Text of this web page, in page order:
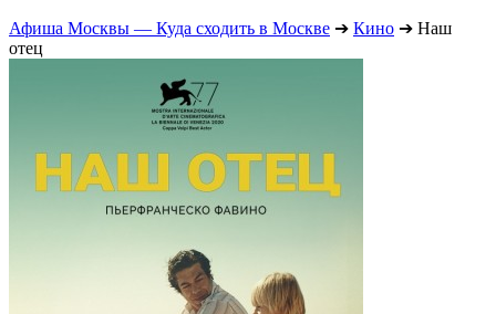
Афиша Москвы — Куда сходить в Москве ➔ Кино ➔ Наш
отец